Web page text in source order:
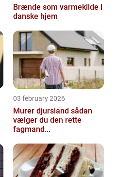
Brænde som varmekilde i
danske hjem
03 february 2026
Murer djursland sådan
vælger du den rette
fagmand...